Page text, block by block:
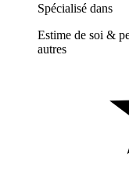
Spécialisé dans
Estime de soi &
autres